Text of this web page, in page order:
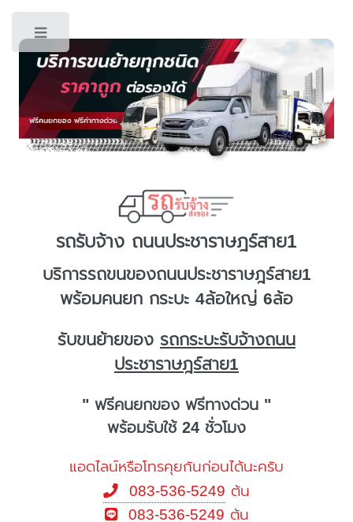
รถรับจ้าง ถนนประชาราษฎร์สาย1
บริการรถขนของถนนประชาราษฎร์สาย1
พร้อมคนยก กระบะ 4ล้อใหญ่ 6ล้อ
รับขนย้ายของ รถกระบะรับจ้างถนน
ประชาราษฎร์สาย1
" ฟรีคนยกของ ฟรีทางด่วน "
พร้อมรับใช้ 24 ชั่วโมง
แอดไลน์หรือโทรคุยกันก่อนได้นะครับ
083-536-5249 ต้น
083-536-5249 ต้น
Toggle